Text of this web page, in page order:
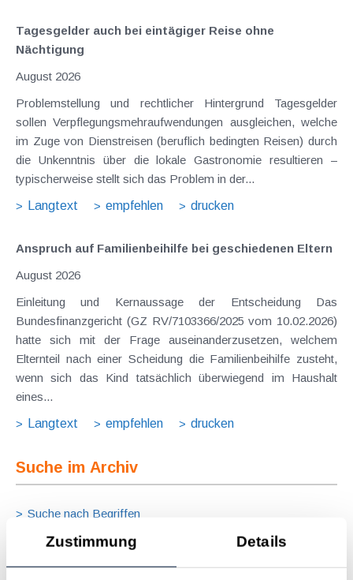
Zustimmung Details
Tagesgelder auch bei eintägiger Reise ohne
Nächtigung
August 2026
Problemstellung und rechtlicher Hintergrund Tagesgelder
sollen Verpflegungsmehraufwendungen ausgleichen, welche
im Zuge von Dienstreisen (beruflich bedingten Reisen) durch
die Unkenntnis über die lokale Gastronomie resultieren –
typischerweise stellt sich das Problem in der...
Langtext
empfehlen drucken
Anspruch auf Familienbeihilfe bei geschiedenen Eltern
August 2026
Einleitung und Kernaussage der Entscheidung Das
Bundesfinanzgericht (GZ RV/7103366/2025 vom 10.02.2026)
hatte sich mit der Frage auseinanderzusetzen, welchem
Elternteil nach einer Scheidung die Familienbeihilfe zusteht,
wenn sich das Kind tatsächlich überwiegend im Haushalt
eines...
Langtext
empfehlen drucken
Suche im Archiv
Suche nach Begriffen
Suche nach Datum
Suche in Schlagwortliste